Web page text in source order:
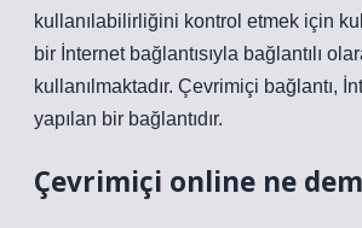
kullanılabilirliğini kontrol etmek için
bir İnternet bağlantısıyla bağlantılı
kullanılmaktadır. Çevrimiçi bağlantı,
yapılan bir bağlantıdır.
Çevrimiçi online ne